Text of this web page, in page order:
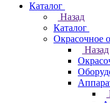
Каталог
Назад
Каталог
Окрасочное
Назад